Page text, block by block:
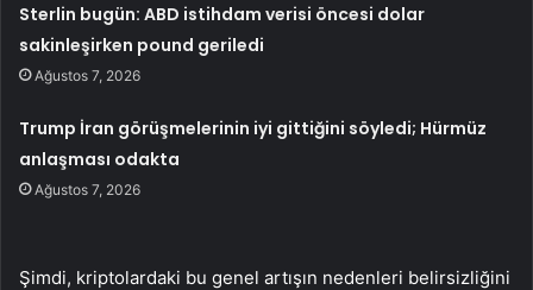
Sterlin bugün: ABD istihdam verisi öncesi dolar
sakinleşirken pound geriledi
Ağustos 7, 2026
Trump İran görüşmelerinin iyi gittiğini söyledi; Hürmüz
anlaşması odakta
Ağustos 7, 2026
Şimdi, kriptolardaki bu genel artışın nedenleri belirsizliğini